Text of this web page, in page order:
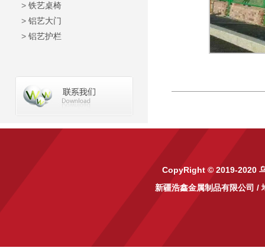
> 铁艺桌椅
> 铝艺大门
> 铝艺护栏
CopyRight © 2019-2020
新疆浩鑫金属制品有限公司 /